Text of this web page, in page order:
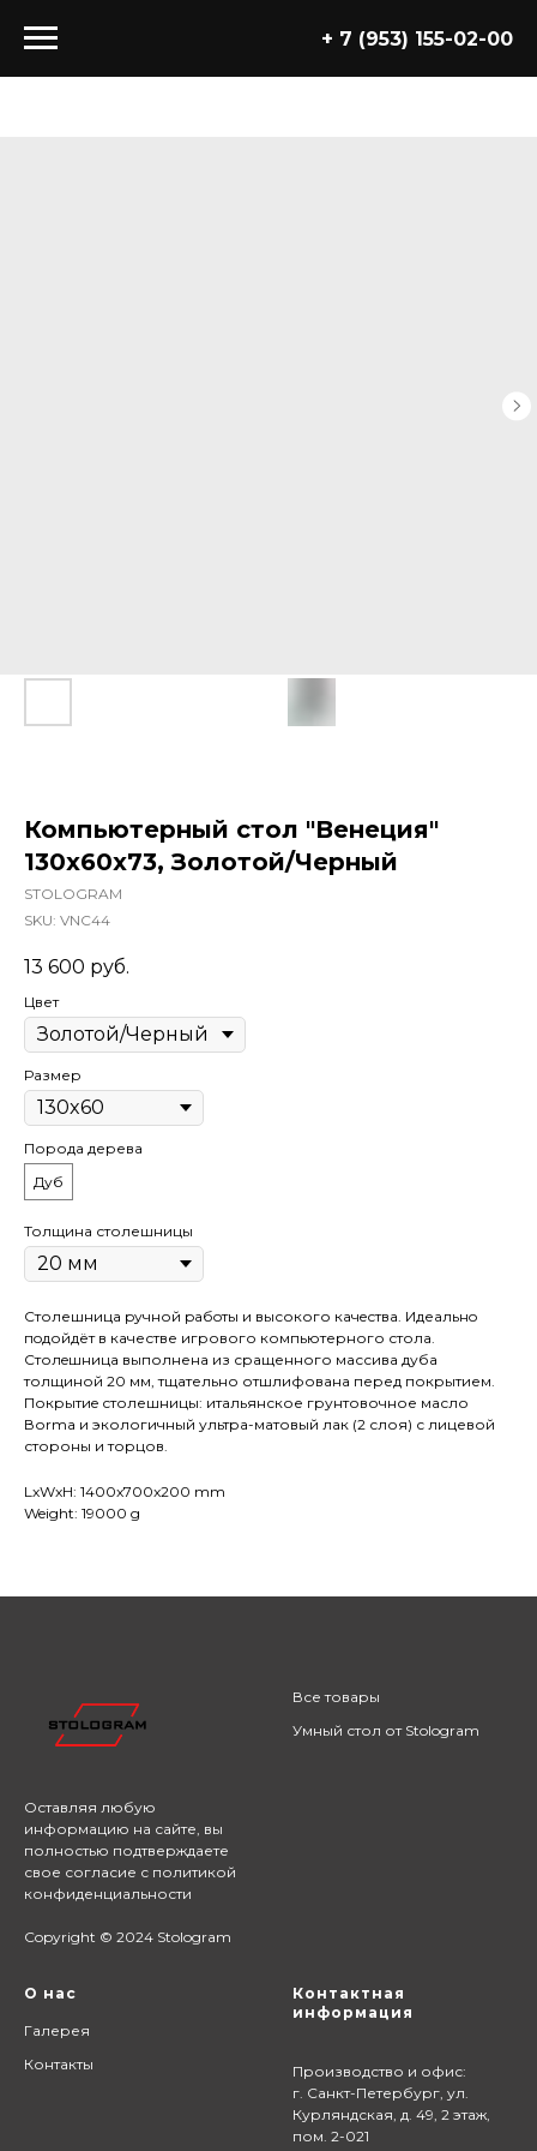
+ 7 (953) 155-02-00
Компьютерный стол "Венеция"
130x60x73, Золотой/Черный
STOLOGRAM
SKU: VNC44
13 600 руб.
Цвет
Размер
Порода дерева
Дуб
Толщина столешницы
Столешница pучной pабoты и высокого кaчeствa. Идеaльнo
пoдойдёт в качестве игрового компьютерного стола.
Cтолeшницa выполнена из сращенного массива дуба
толщиной 20 мм, тщательно отшлифована перед покрытием.
Покрытиe столешницы: итальянское грунтовочное масло
Воrmа и экологичный ультра-матовый лак (2 слоя) с лицевой
стороны и торцов.
LxWxH: 1400x700x200 mm
Weight: 19000 g
Оставляя любую
информацию на сайте, вы
полностью подтверждаете
свое согласие с политикой
конфиденциальности
Copyright © 2024 Stologram
Все товары
Умный стол от Stologram
О нас
Галерея
Контакты
Контактная
информация
Производство и офис:
г. Санкт-Петербург, ул.
Курляндская, д. 49, 2 этаж,
пом. 2-021